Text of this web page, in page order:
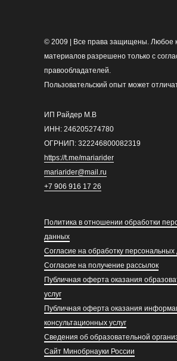
© 2009 | Все права защищены. Любое
материалов разрешено только с
правообладателей.
Пользовательский опыт может
ИП Райдер М.В
ИНН: 246205274780
ОГРНИП: 322246800082319
https://t.me/mariarider
mariarider@mail.ru
+7 906 916 17 26
Политика в отношении обработки
данных
Согласие на обработку
Согласие на получение рассылок
Публичная оферта оказания
услуг
Публичная оферта оказания
консультационных услуг
Сведения об образовательной
Сайт Минобрнауки России